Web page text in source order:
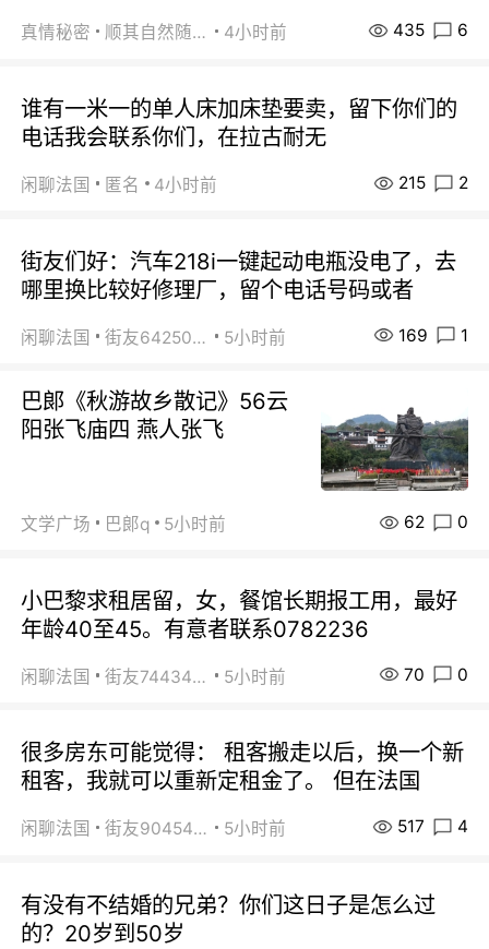
真情秘密 顺其自然随缘 4小时前 435 6
谁有一米一的单人床加床垫要卖，留下你们的
电话我会联系你们，在拉古耐无
闲聊法国 匿名 4小时前 215 2
街友们好：汽车218i一键起动电瓶没电了，去
哪里换比较好修理厂，留个电话号码或者
闲聊法国 街友64250024 5小时前 169 1
巴郞《秋游故乡散记》56云
阳张飞庙四 燕人张飞
文学广场 巴郞q 5小时前 62 0
小巴黎求租居留，女，餐馆长期报工用，最好
年龄40至45。有意者联系0782236
闲聊法国 街友74434350 5小时前 70 0
很多房东可能觉得： 租客搬走以后，换一个新
租客，我就可以重新定租金了。 但在法国
闲聊法国 街友90454511 5小时前 517 4
有没有不结婚的兄弟？你们这日子是怎么过
的？20岁到50岁